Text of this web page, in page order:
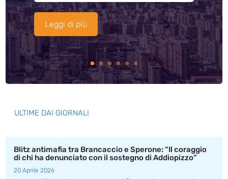
Leggi di più
ULTIME DAI GIORNALI
Blitz antimafia tra Brancaccio e Sperone: “Il coraggio
di chi ha denunciato con il sostegno di Addiopizzo”
20 Aprile 2026